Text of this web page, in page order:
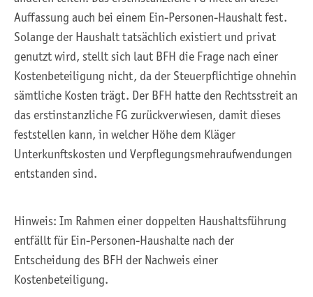
Auffassung auch bei einem Ein-Personen-Haushalt fest.
Solange der Haushalt tatsächlich existiert und privat
genutzt wird, stellt sich laut BFH die Frage nach einer
Kostenbeteiligung nicht, da der Steuerpflichtige ohnehin
sämtliche Kosten trägt. Der BFH hatte den Rechtsstreit an
das erstinstanzliche FG zurückverwiesen, damit dieses
feststellen kann, in welcher Höhe dem Kläger
Unterkunftskosten und Verpflegungsmehraufwendungen
entstanden sind.
Hinweis: Im Rahmen einer doppelten Haushaltsführung
entfällt für Ein-Personen-Haushalte nach der
Entscheidung des BFH der Nachweis einer
Kostenbeteiligung.